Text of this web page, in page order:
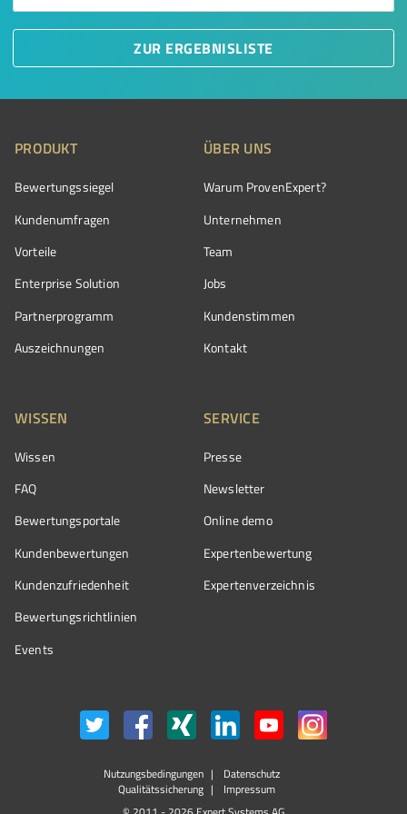
ZUR ERGEBNISLISTE
PRODUKT
Bewertungssiegel
Kundenumfragen
Vorteile
Enterprise Solution
Partnerprogramm
Auszeichnungen
ÜBER UNS
Warum ProvenExpert?
Unternehmen
Team
Jobs
Kundenstimmen
Kontakt
WISSEN
Wissen
FAQ
Bewertungsportale
Kundenbewertungen
Kundenzufriedenheit
Bewertungs­richtlinien
Events
SERVICE
Presse
Newsletter
Online demo
Expertenbewertung
Expertenverzeichnis
Nutzungsbedingungen
Datenschutz
Qualitätssicherung
Impressum